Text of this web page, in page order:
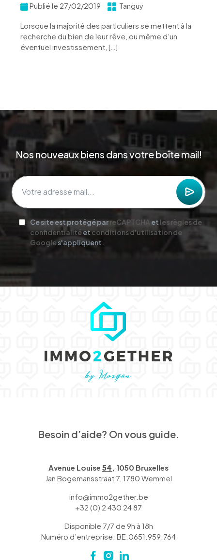
Publié le 27/02/2019 Tanguy
Lorsque la majorité des particuliers se mettent à la
recherche du bien de leur rêve, ou même d’un
éventuel investissement, […]
Nos nouveaux biens dans votre boîte mail!
Ce site est protégé parreCAPTCHA et les règles de
confidentialitéetconditions d'utilisation de
Googles'appliquent.
Besoin d’aide? On vous guide.
Avenue Louise 54, 1050 Bruxelles
Jan Bogemansstraat 7, 1780 Wemmel
info@immo2gether.be
+32 (0) 2 430 24 87
Disponible 7/7 de 9h à 18h
Numéro d’entreprise: BE.0651.959.764